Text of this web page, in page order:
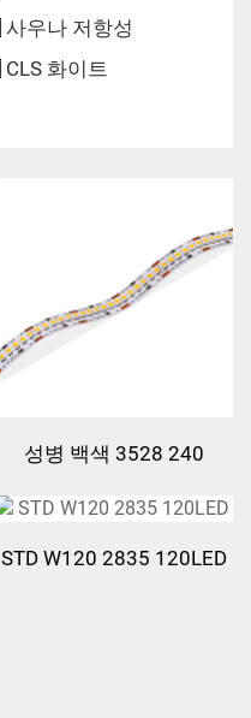
사우나 저항성
CLS 화이트
성병 백색 3528 240
STD W120 2835 120LED